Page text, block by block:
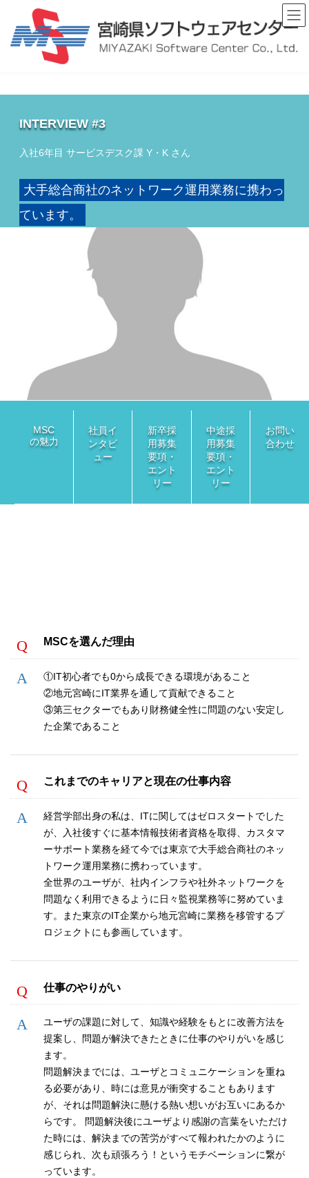
キ
に
INTERVIEW #3
入社6年目 サービスデスク課 Y・K さん
大手総合商社のネットワーク運用業務に携わっ
ています。
MSC
の魅力
社員イ
ンタビ
ュー
新卒採
用募集
要項・
エント
リー
中途採
用募集
要項・
エント
リー
お問い
合わせ
MSCを選んだ理由
①IT初心者でも0から成長できる環境があること
②地元宮崎にIT業界を通して貢献できること
③第三セクターでもあり財務健全性に問題のない安定し
た企業であること
これまでのキャリアと現在の仕事内容
経営学部出身の私は、ITに関してはゼロスタートでした
が、入社後すぐに基本情報技術者資格を取得、カスタマ
ーサポート業務を経て今では東京で大手総合商社のネッ
トワーク運用業務に携わっています。
全世界のユーザが、社内インフラや社外ネットワークを
問題なく利用できるように日々監視業務等に努めていま
す。また東京のIT企業から地元宮崎に業務を移管するプ
ロジェクトにも参画しています。
仕事のやりがい
ユーザの課題に対して、知識や経験をもとに改善方法を
提案し、問題が解決できたときに仕事のやりがいを感じ
ます。
問題解決までには、ユーザとコミュニケーションを重ね
る必要があり、時には意見が衝突することもあります
が、それは問題解決に懸ける熱い想いがお互いにあるか
らです。 問題解決後にユーザより感謝の言葉をいただけ
た時には、解決までの苦労がすべて報われたかのように
感じられ、次も頑張ろう！というモチベーションに繋が
っています。